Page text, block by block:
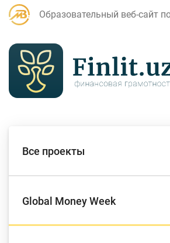
Образовательный веб-сайт
агентов
Все проекты
Global Money Week